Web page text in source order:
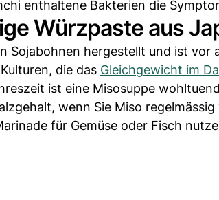
enthaltene Bakterien die
Würzpaste aus
Sojabohnen hergestellt und ist vor
die das Gleichgewicht im
ist eine Misosuppe
wenn Sie Miso
für Gemüse oder Fisch